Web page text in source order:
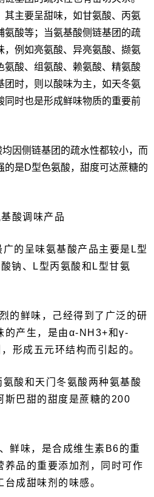
其主要呈甜味，如甘氨酸、丙氨
氨酸等；当氨基酸侧链基团的疏
，例如亮氨酸、异亮氨酸、撷氨
氨酸、组氨酸、赖氨酸、精氨酸
团时，则以酸味为主，如天冬氨
同时也是形成鲜味物质的重要前
因侧链基团的疏水性都较小，而
的是D型色氨酸，甜度可达蔗糖的
酸调味产品
的呈味氨基酸产品主要是L型
钠、L型丙氨酸和L型甘氨
的鲜味，己经得到了广泛的研
的产生，是由α-NH3+和γ-
形成五元环结构而引起的。
氨酸和天门冬氨酸两种氨基酸
斯巴甜的甜度是蔗糖的200
鲜味，是合成维生素B6的重
养品的重要添加剂，同时可作
成甜味剂的味感。